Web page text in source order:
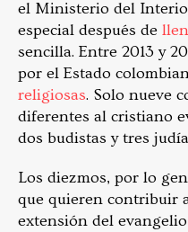
el Ministerio del
especial después de
sencilla. Entre 2013 y
por el Estado
religiosas. Solo nueve
diferentes al cristiano
dos budistas y tres
Los diezmos, por lo
que quieren contribuir
extensión del